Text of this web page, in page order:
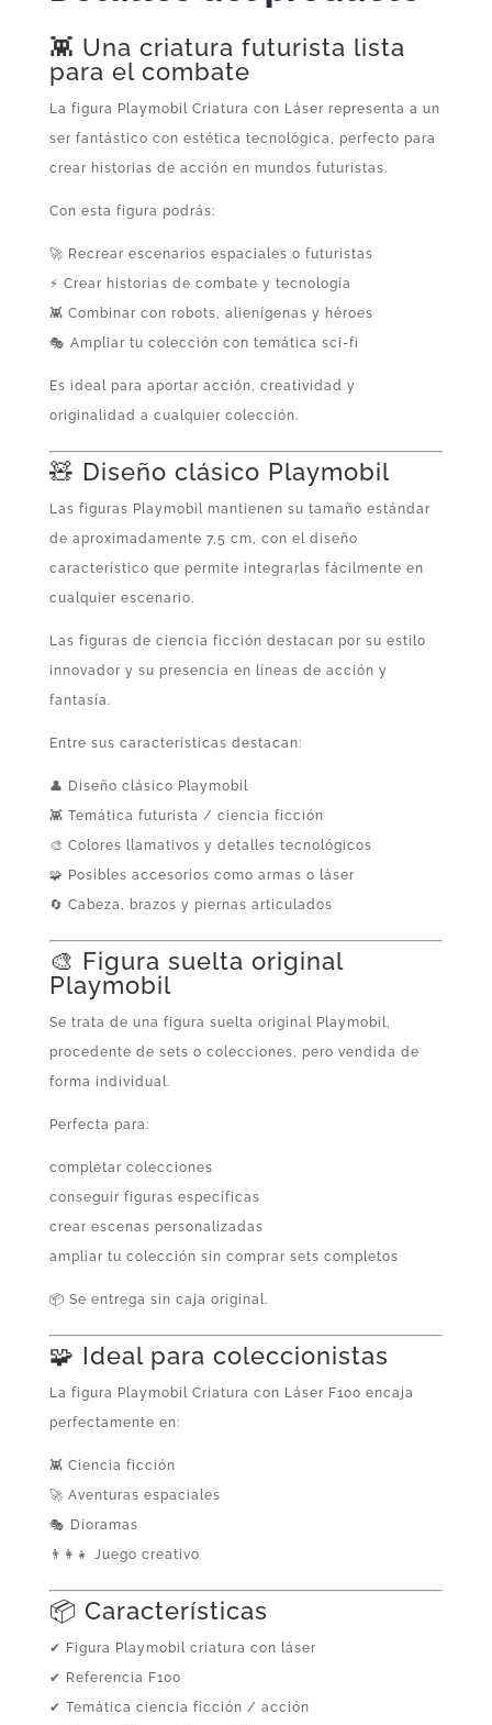
👾 Una criatura futurista lista
para el combate
La figura Playmobil Criatura con Láser representa a un
ser fantástico con estética tecnológica, perfecto para
crear historias de acción en mundos futuristas.
Con esta figura podrás:
🚀 Recrear escenarios espaciales o futuristas
⚡ Crear historias de combate y tecnología
👾 Combinar con robots, alienígenas y héroes
🎭 Ampliar tu colección con temática sci-fi
Es ideal para aportar acción, creatividad y
originalidad a cualquier colección.
🧸 Diseño clásico Playmobil
Las figuras Playmobil mantienen su tamaño estándar
de aproximadamente 7,5 cm, con el diseño
característico que permite integrarlas fácilmente en
cualquier escenario.
Las figuras de ciencia ficción destacan por su estilo
innovador y su presencia en líneas de acción y
fantasía.
Entre sus características destacan:
👤 Diseño clásico Playmobil
👾 Temática futurista / ciencia ficción
🎨 Colores llamativos y detalles tecnológicos
🧩 Posibles accesorios como armas o láser
🔄 Cabeza, brazos y piernas articulados
🎨 Figura suelta original
Playmobil
Se trata de una figura suelta original Playmobil,
procedente de sets o colecciones, pero vendida de
forma individual.
Perfecta para:
completar colecciones
conseguir figuras específicas
crear escenas personalizadas
ampliar tu colección sin comprar sets completos
📦 Se entrega sin caja original.
🧩 Ideal para coleccionistas
La figura Playmobil Criatura con Láser F100 encaja
perfectamente en:
👾 Ciencia ficción
🚀 Aventuras espaciales
🎭 Dioramas
👨‍👩‍👧 Juego creativo
📦 Características
✔ Figura Playmobil criatura con láser
✔ Referencia F100
✔ Temática ciencia ficción / acción